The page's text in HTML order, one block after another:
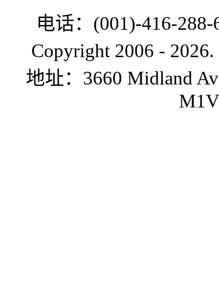
电话：(001)-416-
Copyright 2006 -
地址：3660 Midland